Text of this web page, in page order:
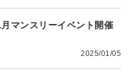
マンスリーイベント開催
2025/01/05